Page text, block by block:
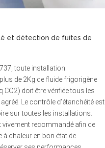
et détection de fuites de
toute installation
de 2Kg de fluide frigorigène
CO2) doit être vérifiée tous les
Le contrôle d’étanchéité est
sur toutes les installations.
vivement recommandé afin de
chaleur en bon état de